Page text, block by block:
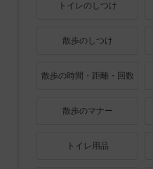
トイレのしつけ
散歩のしつけ
散歩の時間・距離・回数
散歩のマナー
トイレ用品